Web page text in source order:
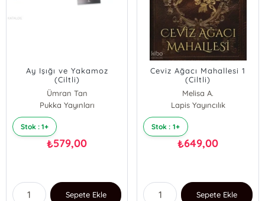
Ay Işığı ve Yakamoz
(Ciltli)
Ümran Tan
Pukka Yayınları
Stok : 1+
₺579,00
Sepete Ekle
Ceviz Ağacı Mahallesi 1
(Ciltli)
Melisa A.
Lapis Yayıncılık
Stok : 1+
₺649,00
Sepete Ekle